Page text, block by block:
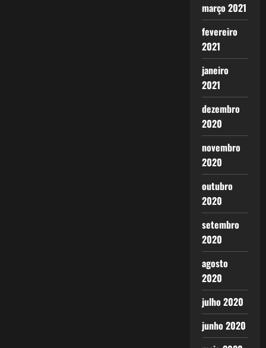
março 2021
fevereiro
2021
janeiro
2021
dezembro
2020
novembro
2020
outubro
2020
setembro
2020
agosto
2020
julho 2020
junho 2020